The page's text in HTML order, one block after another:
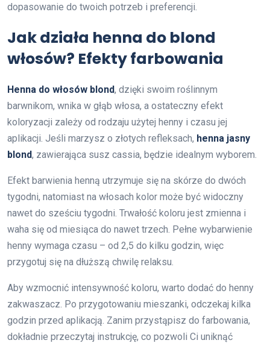
dopasowanie do twoich potrzeb i preferencji.
Jak działa henna do blond
włosów? Efekty farbowania
Henna do włosów blond, dzięki swoim roślinnym
barwnikom, wnika w głąb włosa, a ostateczny efekt
koloryzacji zależy od rodzaju użytej henny i czasu jej
aplikacji. Jeśli marzysz o złotych refleksach, henna jasny
blond, zawierająca susz cassia, będzie idealnym wyborem.
Efekt barwienia henną utrzymuje się na skórze do dwóch
tygodni, natomiast na włosach kolor może być widoczny
nawet do sześciu tygodni. Trwałość koloru jest zmienna i
waha się od miesiąca do nawet trzech. Pełne wybarwienie
henny wymaga czasu – od 2,5 do kilku godzin, więc
przygotuj się na dłuższą chwilę relaksu.
Aby wzmocnić intensywność koloru, warto dodać do henny
zakwaszacz. Po przygotowaniu mieszanki, odczekaj kilka
godzin przed aplikacją. Zanim przystąpisz do farbowania,
dokładnie przeczytaj instrukcję, co pozwoli Ci uniknąć